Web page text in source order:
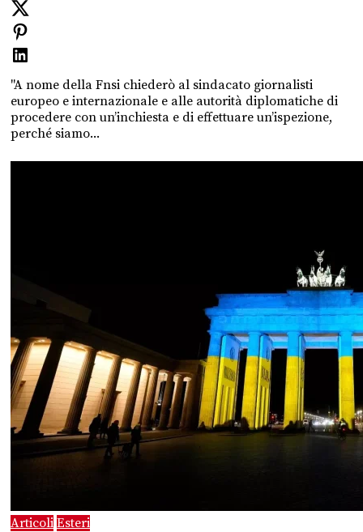
"A nome della Fnsi chiederò al sindacato giornalisti
europeo e internazionale e alle autorità diplomatiche di
procedere con un’inchiesta e di effettuare un’ispezione,
perché siamo...
Articoli Esteri